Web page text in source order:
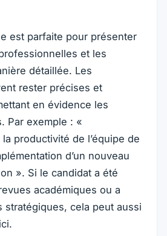
est parfaite pour présenter
et les
détaillée. Les
rester précises et
en évidence les
Par exemple : «
productivité de l’équipe de
d’un nouveau
». Si le candidat a été
académiques ou a
stratégiques, cela peut aussi